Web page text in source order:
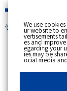
個人のお客さま
[ トップへ戻る
カテゴリー表
公開
We use
ur website to
vertisements
es and
egarding your
ies may be
ocial media
bine the data
ded to them or
ervices or
ts delivered to